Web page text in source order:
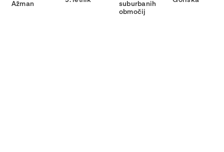
Ažman
suburbanih
območij